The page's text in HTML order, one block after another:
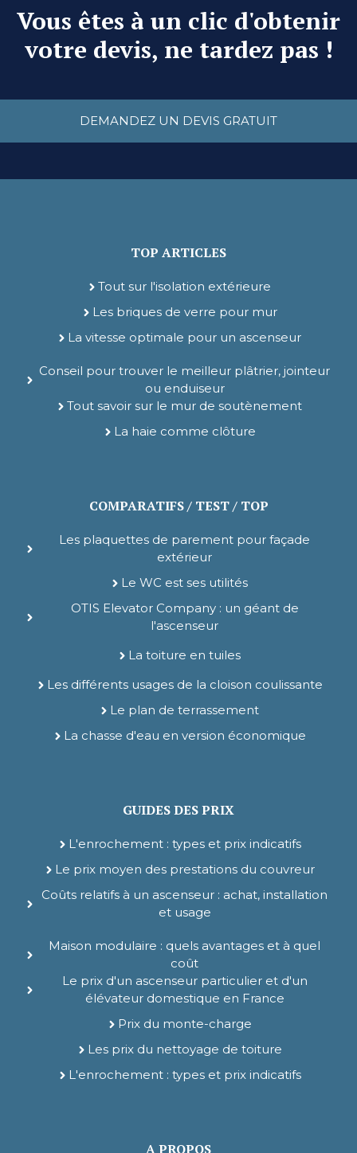
Vous êtes à un clic d'obtenir
votre devis, ne tardez pas !
DEMANDEZ UN DEVIS GRATUIT
TOP ARTICLES
Tout sur l'isolation extérieure
Les briques de verre pour mur
La vitesse optimale pour un ascenseur
Conseil pour trouver le meilleur plâtrier, jointeur
ou enduiseur
Tout savoir sur le mur de soutènement
La haie comme clôture
COMPARATIFS / TEST / TOP
Les plaquettes de parement pour façade
extérieur
Le WC est ses utilités
OTIS Elevator Company : un géant de
l'ascenseur
La toiture en tuiles
Les différents usages de la cloison coulissante
Le plan de terrassement
La chasse d'eau en version économique
GUIDES DES PRIX
L'enrochement : types et prix indicatifs
Le prix moyen des prestations du couvreur
Coûts relatifs à un ascenseur : achat, installation
et usage
Maison modulaire : quels avantages et à quel
coût
Le prix d'un ascenseur particulier et d'un
élévateur domestique en France
Prix du monte-charge
Les prix du nettoyage de toiture
L'enrochement : types et prix indicatifs
A PROPOS